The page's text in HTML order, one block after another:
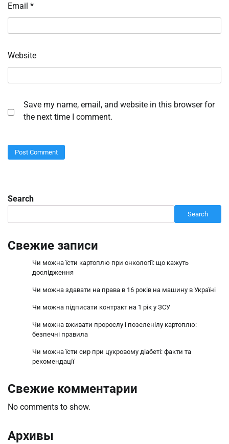
Email *
Website
Save my name, email, and website in this browser for
the next time I comment.
Search
Search
Свежие записи
Чи можна їсти картоплю при онкології: що кажуть
дослідження
Чи можна здавати на права в 16 років на машину в Україні
Чи можна підписати контракт на 1 рік у ЗСУ
Чи можна вживати пророслу і позеленілу картоплю:
безпечні правила
Чи можна їсти сир при цукровому діабеті: факти та
рекомендації
Свежие комментарии
No comments to show.
Архивы